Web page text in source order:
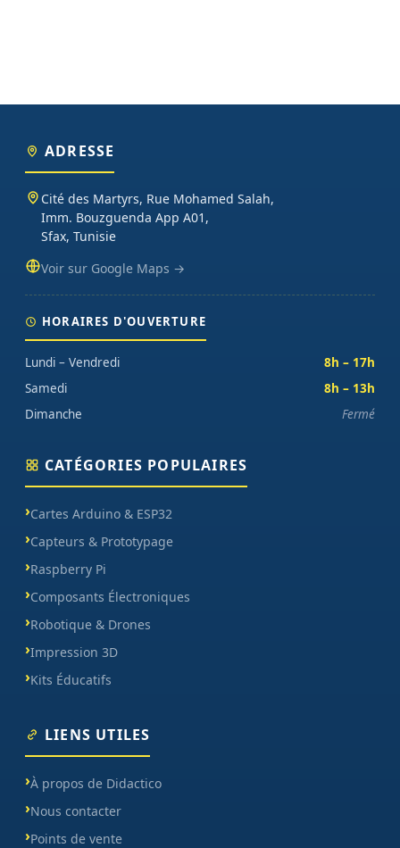
ADRESSE
Cité des Martyrs, Rue Mohamed Salah,
Imm. Bouzguenda App A01,
Sfax, Tunisie
Voir sur Google Maps →
HORAIRES D'OUVERTURE
Lundi – Vendredi
8h – 17h
Samedi
8h – 13h
Dimanche
Fermé
CATÉGORIES POPULAIRES
Cartes Arduino & ESP32
Capteurs & Prototypage
Raspberry Pi
Composants Électroniques
Robotique & Drones
Impression 3D
Kits Éducatifs
LIENS UTILES
À propos de Didactico
Nous contacter
Points de vente